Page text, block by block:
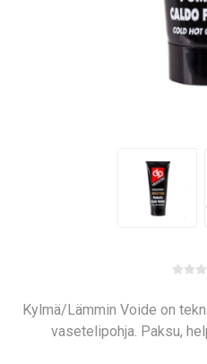
Kylmä/Lämmin Voide on
vasetelipohja. Paksu,